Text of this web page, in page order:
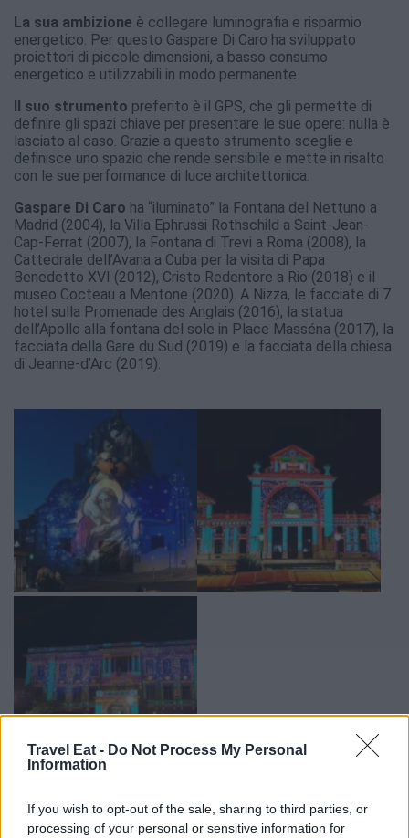
Travel Eat - Do Not Process My Personal
Information
If you wish to opt-out of the sale, sharing to third parties, or
processing of your personal or sensitive information for
La sua ambizione è collegare luminografia e risparmio
energetico. Per questo Gaspare Di Caro ha sviluppato
proiettori di piccole dimensioni, a basso consumo
energetico e utilizzabili in modo permanente.
Il suo strumento preferito è il GPS, che gli permette di
definire gli spazi chiave per presentare le sue opere: nulla è
lasciato al caso. Grazie a questo strumento sceglie e
definisce uno spazio che rende sensibile e mette in risalto
con le sue performance di luce architettonica.
Gaspare Di Caro ha “iluminato” la Fontana del Nettuno a
Madrid (2004), la Villa Ephrussi Rothschild a Saint-Jean-
Cap-Ferrat (2007), la Fontana di Trevi a Roma (2008), la
Cattedrale dell’Avana a Cuba per la visita di Papa
Benedetto XVI (2012), Cristo Redentore a Rio (2018) e il
museo Cocteau a Mentone (2020). A Nizza, le facciate di 7
hotel sulla Promenade des Anglais (2016), la statua
dell’Apollo alla fontana del sole in Place Masséna (2017), la
facciata della Gare du Sud (2019) e la facciata della chiesa
di Jeanne-d’Arc (2019).